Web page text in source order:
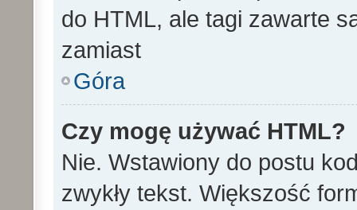
do HTML, ale tagi zawarte
zamiast
Góra
Czy mogę używać HTML?
Nie. Wstawiony do postu
zwykły tekst. Większość